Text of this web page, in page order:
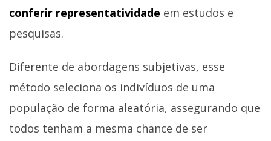
conferir representatividade em estudos e
pesquisas.
Diferente de abordagens subjetivas, esse
método seleciona os indivíduos de uma
população de forma aleatória, assegurando que
todos tenham a mesma chance de ser